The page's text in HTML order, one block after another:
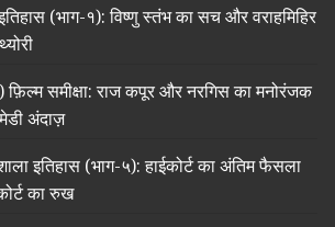
(भाग-१): विष्णु स्तंभ का सच और वराहमिहिर
फ़िल्म समीक्षा: राज कपूर और नरगिस का मनोरंजक
अंदाज़
इतिहास (भाग-५): हाईकोर्ट का अंतिम फैसला
का रुख